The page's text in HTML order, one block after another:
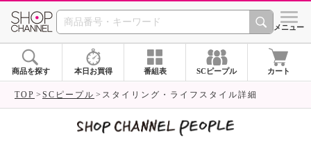
SHOP CHANNEL シメニュー
商品を探す 本日お買得 番組表 SCピープル カート
TOP SCピープル スタイリング・ライフスタイル詳細